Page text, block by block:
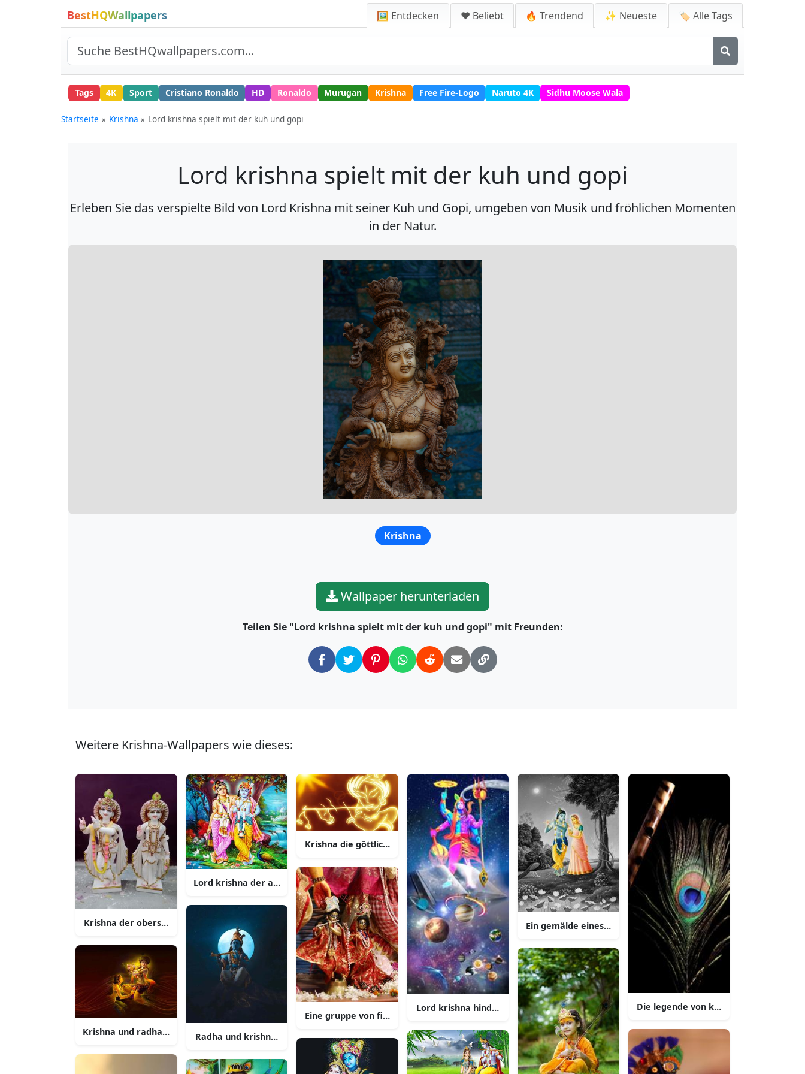
BestHQWallpapers 🖼️ Entdecken ❤️ Beliebt 🔥 Trendend ✨ Neueste 🏷️ Alle Tags
Tags 4K Sport Cristiano Ronaldo HD Ronaldo Murugan Krishna Free Fire-Logo Naruto 4K Sidhu Moose Wala
Startseite Krishna Lord krishna spielt mit der kuh und gopi
Lord krishna spielt mit der kuh und gopi
Erleben Sie das verspielte Bild von Lord Krishna mit seiner Kuh und Gopi, umgeben von Musik und fröhlichen Momenten
in der Natur.
Krishna
Wallpaper herunterladen
Teilen Sie "Lord krishna spielt mit der kuh und gopi" mit Freunden:
Weitere Krishna-Wallpapers wie dieses:
Krishna der oberste gott der freundlichkeit und weisheit
Krishna und radha in form einer frau
Lord krishna der avatar der höchsten göttlichkeit
Radha und krishna teilen einen schönen moment
Krishna die göttliche gottheit aus dem hinduismus
Eine gruppe von figuren in einer ausstellung
Lord krishna hindu gott der mitgefühl und liebe
Ein gemälde eines paares im wald
Die legende von krishna dem